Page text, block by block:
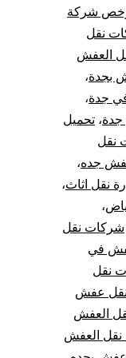
شركة
نقل
العفش
بجدة،
جدة،
، تحميل
نقل
جده،
نقل اثاث،
،
شركات نقل
في
نقل
عفش
العفش
العفش